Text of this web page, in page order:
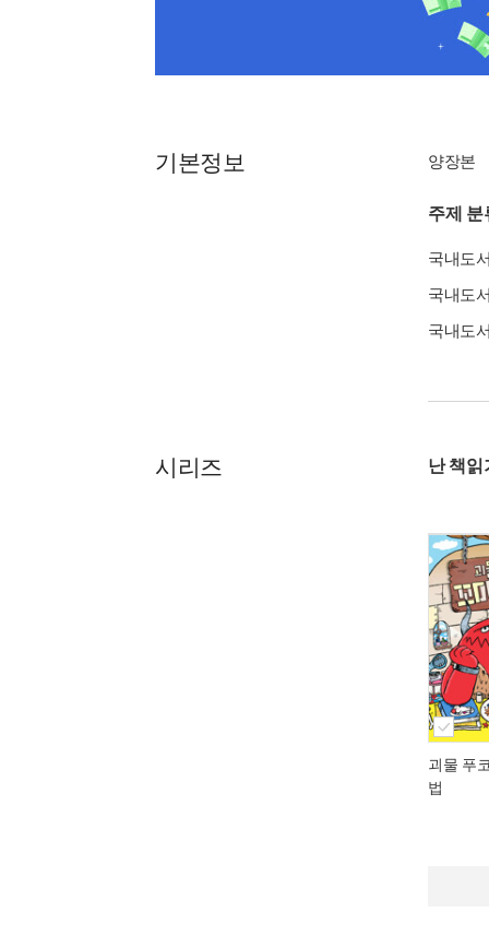
기본정보 양장본
주제 분
국내도
국내도
국내도
시리즈 난 책읽
괴물 푸
법